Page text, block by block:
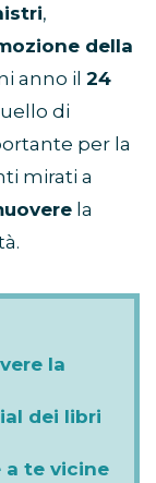
,
della
anno il 24
di
per la
mirati a
la
la
dei libri
a te vicine